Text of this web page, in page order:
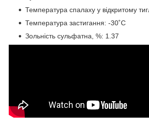
Температура спалаху у відкритому
Температура застигання: -30˚C
Зольність сульфатна, %: 1.37